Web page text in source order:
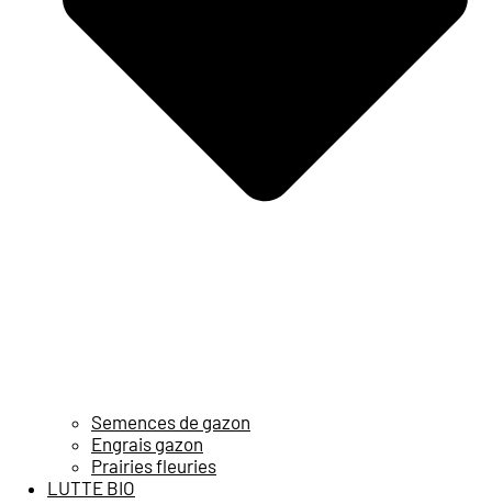
Semences de gazon
Engrais gazon
Prairies fleuries
LUTTE BIO